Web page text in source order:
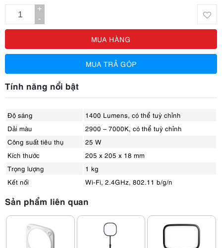
+
-
MUA HÀNG
MUA TRẢ GÓP
Tính năng nổi bật
Độ sáng
1400 Lumens, có thể tuỳ chỉnh
Dải màu
2900 – 7000K, có thể tuỳ chỉnh
Công suất tiêu thụ
25 W
Kích thước
205 x 205 x 18 mm
Trọng lượng
1 kg
Kết nối
Wi-Fi, 2.4GHz, 802.11 b/g/n
Sản phẩm liên quan